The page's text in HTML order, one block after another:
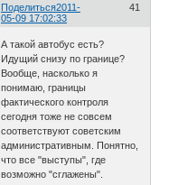
Поделиться 41
2011-
05-09 17:02:33
А такой автобус есть?
Идущий снизу по границе?
Вообще, насколько я
понимаю, границы
фактического контроля
сегодня тоже не совсем
соответствуют советским
административным. Понятно,
что все "выступы", где
возможно "сглажены".